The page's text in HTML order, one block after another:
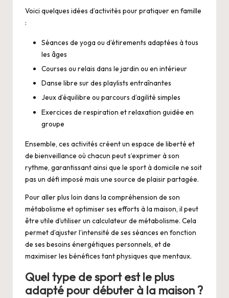
Voici quelques idées d’activités pour pratiquer en famille
:
Séances de yoga ou d’étirements adaptées à tous
les âges
Courses ou relais dans le jardin ou en intérieur
Danse libre sur des playlists entraînantes
Jeux d’équilibre ou parcours d’agilité simples
Exercices de respiration et relaxation guidée en
groupe
Ensemble, ces activités créent un espace de liberté et
de bienveillance où chacun peut s’exprimer à son
rythme, garantissant ainsi que le sport à domicile ne soit
pas un défi imposé mais une source de plaisir partagée.
Pour aller plus loin dans la compréhension de son
métabolisme et optimiser ses efforts à la maison, il peut
être utile d’utiliser un calculateur de métabolisme. Cela
permet d’ajuster l’intensité de ses séances en fonction
de ses besoins énergétiques personnels, et de
maximiser les bénéfices tant physiques que mentaux.
Quel type de sport est le plus
adapté pour débuter à la maison ?